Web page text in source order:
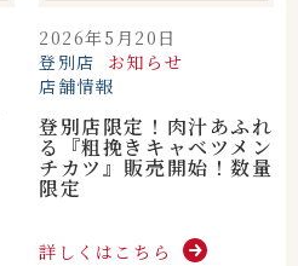
2026年5月20日
登別店
お知らせ
店舗情報
登別店限定！肉汁あふれ
る『粗挽きキャベツメン
チカツ』販売開始！数量
限定
詳しくはこちら